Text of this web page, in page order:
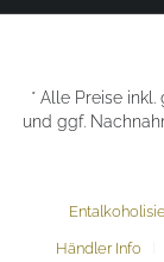
* Alle Preise
und ggf.
Händler Info